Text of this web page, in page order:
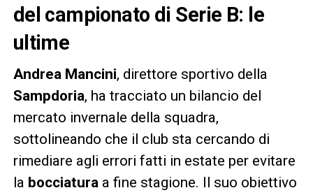
del campionato di Serie B: le
ultime
Andrea Mancini, direttore sportivo della
Sampdoria, ha tracciato un bilancio del
mercato invernale della squadra,
sottolineando che il club sta cercando di
rimediare agli errori fatti in estate per evitare
la bocciaturaa fine stagione. Il suo obiettivo